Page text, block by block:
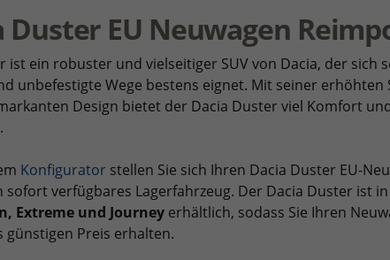
Duster EU Neuwagen
ist ein robuster und vielseitiger SUV von Dacia, der sich
unbefestigte Wege bestens eignet. Mit seiner
Design bietet der Dacia Duster viel Komfort
Konfigurator stellen Sie sich Ihren Dacia Duster EU-
sofort verfügbares Lagerfahrzeug. Der Dacia Duster ist
Extreme und Journeyerhältlich, sodass Sie Ihren
günstigen Preis erhalten.